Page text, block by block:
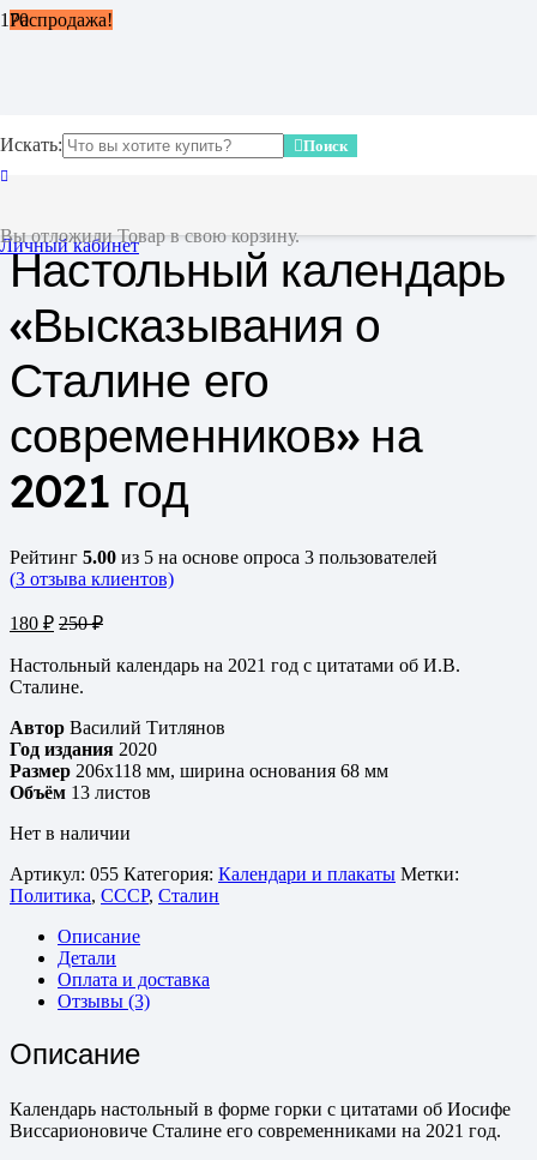
Искать: Поиск
Вы отложилиТоварв свою корзину.
Личный кабинет
Распродажа!
Настольный календарь
«Высказывания о
Сталине его
современников» на
2021 год
Рейтинг 5.00 из 5 на основе опроса 3 пользователей
(3 отзыва клиентов)
180 ₽ 250₽
Настольный календарь на 2021 год с цитатами об И.В.
Сталине.
Автор Василий Титлянов
Год издания 2020
Размер 206х118 мм, ширина основания 68 мм
Объём 13 листов
Нет в наличии
Артикул: 055 Категория: Календари и плакаты Метки:
Политика, СССР, Сталин
Описание
Детали
Оплата и доставка
Отзывы (3)
Описание
Календарь настольный в форме горки с цитатами об Иосифе
Виссарионовиче Сталине его современниками на 2021 год.